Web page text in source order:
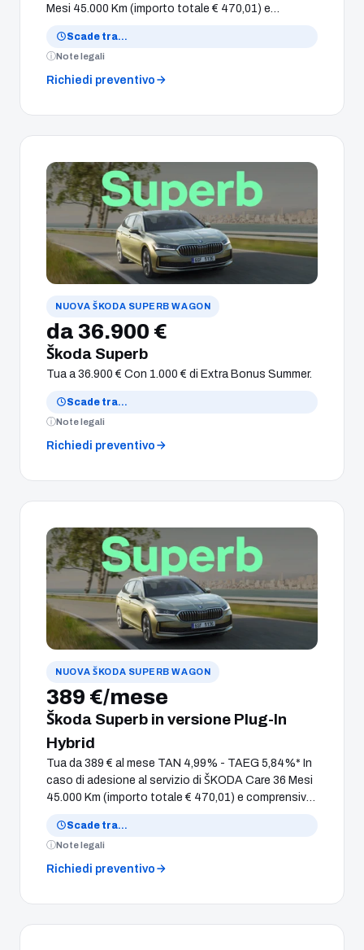
Mesi 45.000 Km (importo totale € 470,01) e
60.000 Km. Con finanziamento Clever Value a 24
mesi. Anticipo € 7.200,00 e Valore Futuro Garantito
alla scadenza pari alla Rata Finale di € 31.018,00 per
Scade tra…
Note legali
Richiedi preventivo
NUOVA ŠKODA SUPERB WAGON
da 36.900 €
Škoda Superb
Tua a 36.900 € Con 1.000 € di Extra Bonus Summer.
Scade tra…
Note legali
Richiedi preventivo
NUOVA ŠKODA SUPERB WAGON
389 €/mese
Škoda Superb in versione Plug-In
Hybrid
Tua da 389 € al mese TAN 4,99% - TAEG 5,84%* In
caso di adesione al servizio di ŠKODA Care 36 Mesi
45.000 Km (importo totale € 470,01) e comprensivo
finanziamento Clever Value a 36 mesi. Anticipo €
9.000,00 e Valore Futuro Garantito alla scadenza
pari alla Rata Finale di € 25.527,25 per un
Scade tra…
Note legali
Richiedi preventivo